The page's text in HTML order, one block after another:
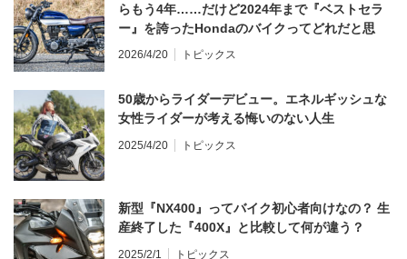
らもう4年……だけど2024年まで『ベストセラ
ー』を誇ったHondaのバイクってどれだと思
う？
2026/4/20 トピックス
50歳からライダーデビュー。エネルギッシュな
女性ライダーが考える悔いのない人生
2025/4/20 トピックス
新型『NX400』ってバイク初心者向けなの？ 生
産終了した『400X』と比較して何が違う？
2025/2/1 トピックス